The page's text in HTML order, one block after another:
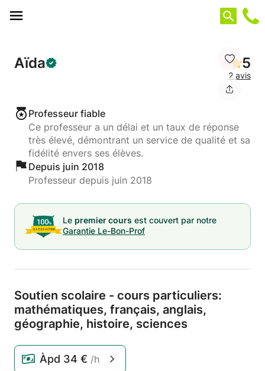
Aïda 5
2 avis
Professeur fiable
Ce professeur a un délai et un taux de réponse
très élevé, démontrant un service de qualité et sa
fidélité envers ses élèves.
Depuis juin 2018
Professeur depuis juin 2018
Le premier cours est couvert par notre
Garantie Le-Bon-Prof
Soutien scolaire - cours particuliers:
mathématiques, français, anglais,
géographie, histoire, sciences
Àpd 34 € /h